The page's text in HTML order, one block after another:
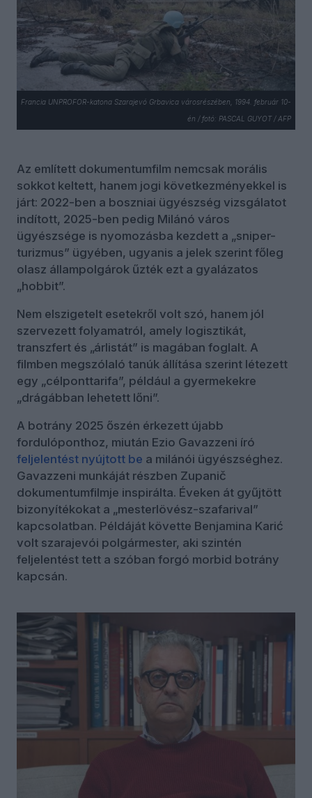
Francia UNPROFOR-katona Szarajevó Grbavica városrészében, 1994. február 10-
én / fotó: PASCAL GUYOT / AFP
Az említett dokumentumfilm nemcsak morális
sokkot keltett, hanem jogi következményekkel is
járt: 2022-ben a boszniai ügyészség vizsgálatot
indított, 2025-ben pedig Milánó város
ügyészsége is nyomozásba kezdett a „sniper-
turizmus” ügyében, ugyanis a jelek szerint főleg
olasz állampolgárok űzték ezt a gyalázatos
„hobbit”.
Nem elszigetelt esetekről volt szó, hanem jól
szervezett folyamatról, amely logisztikát,
transzfert és „árlistát” is magában foglalt. A
filmben megszólaló tanúk állítása szerint létezett
egy „célponttarifa”, például a gyermekekre
„drágábban lehetett lőni”.
A botrány 2025 őszén érkezett újabb
fordulóponthoz, miután Ezio Gavazzeni író
feljelentést nyújtott be a milánói ügyészséghez.
Gavazzeni munkáját részben Zupanič
dokumentumfilmje inspirálta. Éveken át gyűjtött
bizonyítékokat a „mesterlövész-szafarival”
kapcsolatban. Példáját követte Benjamina Karić
volt szarajevói polgármester, aki szintén
feljelentést tett a szóban forgó morbid botrány
kapcsán.